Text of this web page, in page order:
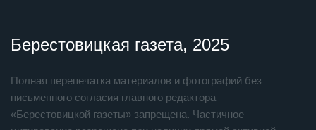
Берестовицкая газета, 2025
Полная перепечатка материалов и фотографий без
письменного согласия главного редактора
«Берестовицкой газеты» запрещена. Частичное